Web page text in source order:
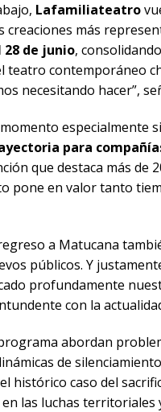
Lafamiliateatro
creaciones más
28 de junio,
teatro contemporáneo
necesitando hacer”,
especialmente
para
que destaca más de
pone en valor tanto
a Matucana
públicos. Y
profundamente
con la
abordan
de
histórico caso del
las luchas territoriales